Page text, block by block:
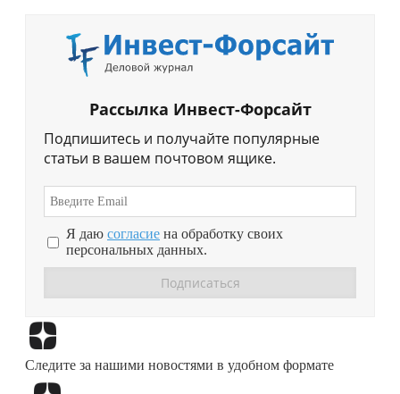
Рассылка Инвест-Форсайт
Подпишитесь и получайте популярные
статьи в вашем почтовом ящике.
Я даю согласие на обработку своих
персональных данных.
Следите за нашими новостями в удобном формате